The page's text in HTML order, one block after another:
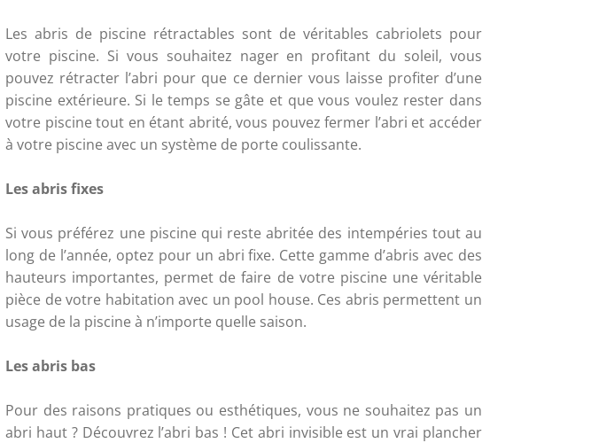
Les abris de piscine rétractables sont de véritables cabriolets pour
votre piscine. Si vous souhaitez nager en profitant du soleil, vous
pouvez rétracter l’abri pour que ce dernier vous laisse profiter d’une
piscine extérieure. Si le temps se gâte et que vous voulez rester dans
votre piscine tout en étant abrité, vous pouvez fermer l’abri et accéder
à votre piscine avec un système de porte coulissante.
Les abris fixes
Si vous préférez une piscine qui reste abritée des intempéries tout au
long de l’année, optez pour un abri fixe. Cette gamme d’abris avec des
hauteurs importantes, permet de faire de votre piscine une véritable
pièce de votre habitation avec un pool house. Ces abris permettent un
usage de la piscine à n’importe quelle saison.
Les abris bas
Pour des raisons pratiques ou esthétiques, vous ne souhaitez pas un
abri haut ? Découvrez l’abri bas ! Cet abri invisible est un vrai plancher